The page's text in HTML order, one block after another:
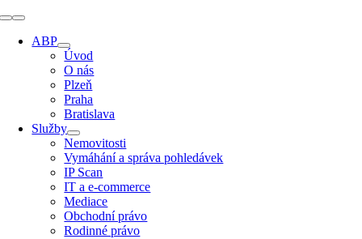
Přeskočit
obsah
Přepínání
navigace
ABP
Úvod
O nás
Plzeň
Praha
Bratislava
Služby
Nemovitosti
Vymáhání a správa pohledávek
IP Scan
IT a e-commerce
Mediace
Obchodní právo
Rodinné právo